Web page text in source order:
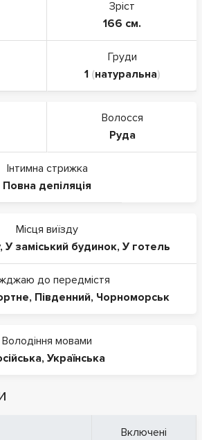
Зріст
166 см.
Груди
1(натуральна)
Волосся
Руда
Інтимна стрижка
Повна депіляція
Місця виїзду
, У заміський будинок, У готель
до передмістя
, Південний, Чорноморськ
Володіння мовами
, Українська
Включені